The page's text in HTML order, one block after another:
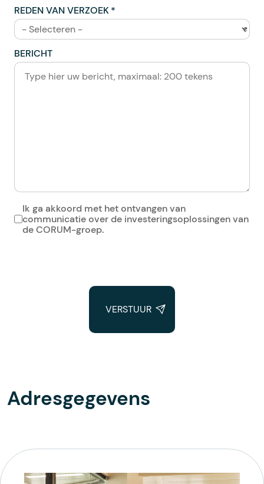
REDEN VAN VERZOEK
BERICHT
Optin checkbox
Ik ga akkoord met het ontvangen van
communicatie over de investeringsoplossingen van
de CORUM-groep.
Adresgegevens